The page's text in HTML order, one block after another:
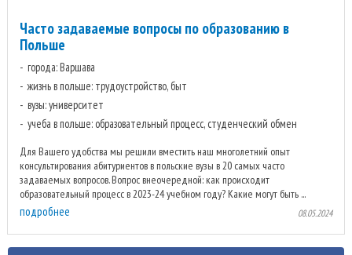
Часто задаваемые вопросы по образованию в
Польше
города: Варшава
жизнь в польше: трудоустройство, быт
вузы: университет
учеба в польше: образовательный процесс, студенческий обмен
Для Вашего удобства мы решили вместить наш многолетний опыт
консультирования абитуриентов в польские вузы в 20 самых часто
задаваемых вопросов. Вопрос внеочередной: как происходит
образовательный процесс в 2023-24 учебном году? Какие могут быть ...
подробнее 08.05.2024